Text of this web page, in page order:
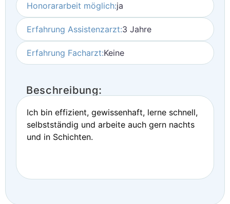
Honorararbeit möglich:ja
Erfahrung Assistenzarzt:3 Jahre
Erfahrung Facharzt:Keine
Beschreibung:
Ich bin effizient, gewissenhaft, lerne schnell,
selbstständig und arbeite auch gern nachts
und in Schichten.